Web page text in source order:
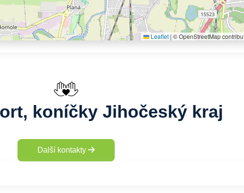
Leaflet | © OpenStreetMap
koníčky Jihočeský kraj
Další kontakty